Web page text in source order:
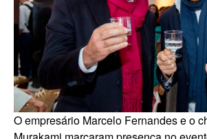
O empresário Marcelo Fernandes e o